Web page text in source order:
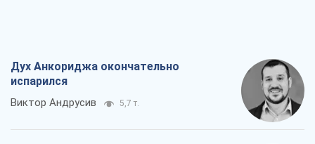
Дух Анкориджа окончательно
испарился
Виктор Андрусив 5,7 т.